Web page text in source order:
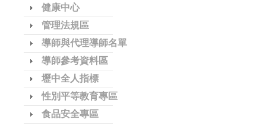
健康中心
管理法規區
導師與代理導師名單
導師參考資料區
壢中全人指標
性別平等教育專區
食品安全專區